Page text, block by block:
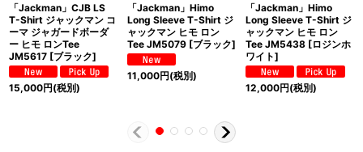
「Jackman」CJB LS
T-Shirt ジャックマン コ
ーマ ジャガードボーダ
ー ヒモ ロンTee
JM5617 [ブラック]
15,000円(税別)
「Jackman」Himo
Long Sleeve T-Shirt ジ
ャックマン ヒモ ロン
Tee JM5079 [ブラック]
11,000円(税別)
「Jackman」Himo
Long Sleeve T-Shirt ジ
ャックマン ヒモ ロン
Tee JM5438 [ロジンホ
ワイト]
12,000円(税別)